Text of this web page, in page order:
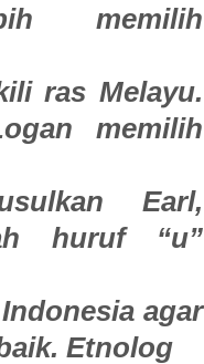
memilih
ras Melayu.
memilih
Earl,
huruf “u”
agar
Etnolog